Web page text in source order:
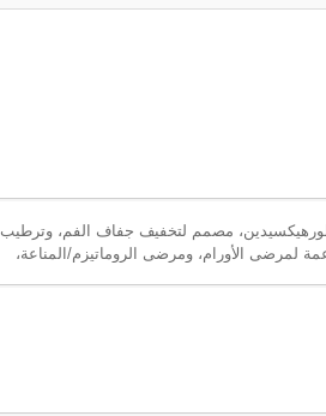
مصمم لتخفيف جفاف الفم، وترطيب
لمرضى الأورام، ومرضى الروماتيزم/المناعة،